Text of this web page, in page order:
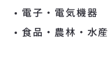
電子・電気機器
食品・農林・水産